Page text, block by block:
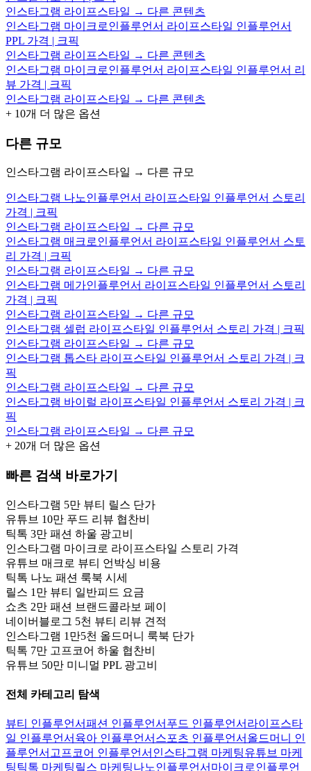
인스타그램 라이프스타일 → 다른 콘텐츠
인스타그램 마이크로인플루언서 라이프스타일 인플루언서
PPL 가격 | 크픽
인스타그램 라이프스타일 → 다른 콘텐츠
인스타그램 마이크로인플루언서 라이프스타일 인플루언서 리
뷰 가격 | 크픽
인스타그램 라이프스타일 → 다른 콘텐츠
+ 10개 더 많은 옵션
다른 규모
인스타그램 라이프스타일 → 다른 규모
인스타그램 나노인플루언서 라이프스타일 인플루언서 스토리
가격 | 크픽
인스타그램 라이프스타일 → 다른 규모
인스타그램 매크로인플루언서 라이프스타일 인플루언서 스토
리 가격 | 크픽
인스타그램 라이프스타일 → 다른 규모
인스타그램 메가인플루언서 라이프스타일 인플루언서 스토리
가격 | 크픽
인스타그램 라이프스타일 → 다른 규모
인스타그램 셀럽 라이프스타일 인플루언서 스토리 가격 | 크픽
인스타그램 라이프스타일 → 다른 규모
인스타그램 톱스타 라이프스타일 인플루언서 스토리 가격 | 크
픽
인스타그램 라이프스타일 → 다른 규모
인스타그램 바이럴 라이프스타일 인플루언서 스토리 가격 | 크
픽
인스타그램 라이프스타일 → 다른 규모
+ 20개 더 많은 옵션
빠른 검색 바로가기
인스타그램 5만 뷰티 릴스 단가
유튜브 10만 푸드 리뷰 협찬비
틱톡 3만 패션 하울 광고비
인스타그램 마이크로 라이프스타일 스토리 가격
유튜브 매크로 뷰티 언박싱 비용
틱톡 나노 패션 룩북 시세
릴스 1만 뷰티 일반피드 요금
쇼츠 2만 패션 브랜드콜라보 페이
네이버블로그 5천 뷰티 리뷰 견적
인스타그램 1만5천 올드머니 룩북 단가
틱톡 7만 고프코어 하울 협찬비
유튜브 50만 미니멀 PPL 광고비
전체 카테고리 탐색
뷰티 인플루언서패션 인플루언서 푸드 인플루언서 라이프스타
일 인플루언서 육아 인플루언서 스포츠 인플루언서 올드머니 인
플루언서 고프코어 인플루언서 인스타그램 마케팅유튜브 마케
팅틱톡 마케팅 릴스 마케팅나노인플루언서 마이크로인플루언